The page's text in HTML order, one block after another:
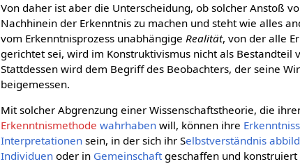
Von daher ist aber die Unterscheidung, ob solcher Anstoß
Nachhinein der Erkenntnis zu machen und steht wie alles
vom Erkenntnisprozess unabhängigeRealität, von der alle
gerichtet sei, wird im Konstruktivismus nicht als Bestandteil
Stattdessen wird dem Begriff des Beobachters, der seine
beigemessen.
Mit solcher Abgrenzung einer Wissenschaftstheorie, die
Erkenntnismethode wahrhaben will, können ihre
Interpretationen sein, in der sich ihr Selbstverständnis
Individuen oder in Gemeinschaftgeschaffen und konstruiert